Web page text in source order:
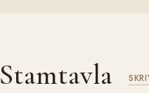
Stamtavla